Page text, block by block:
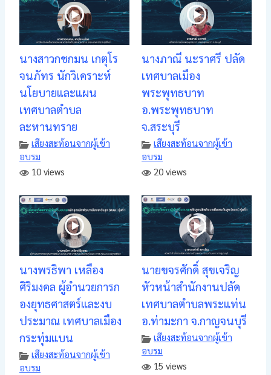
นางสาวกชกมน เกตุโร
จนภัทร นักวิเคราะห์
นโยบายและแผน
เทศบาลตำบล
ละหานทราย
เสียงสะท้อนจากผู้เข้า
อบรม
10 views
นางภาณี นะราศรี ปลัด
เทศบาลเมือง
พระพุทธบาท
อ.พระพุทธบาท
จ.สระบุรี
เสียงสะท้อนจากผู้เข้า
อบรม
20 views
นางพรธิพา เหลือง
ศิริมงคล ผู้อำนวยการก
องยุทธศาสตร์และงบ
ประมาณ เทศบาลเมือง
กระทุ่มแบน
เสียงสะท้อนจากผู้เข้า
อบรม
นายขจรศักดิ์ สุขเจริญ
หัวหน้าสำนักงานปลัด
เทศบาลตำบลพระแท่น
อ.ท่ามะกา จ.กาญจนบุรี
เสียงสะท้อนจากผู้เข้า
อบรม
15 views